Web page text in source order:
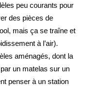
peu courants pour
des pièces de
mais ça se traîne et
à l’air).
aménagés, dont la
un matelas sur un
penser à un station